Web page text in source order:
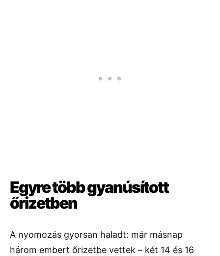
Egyre több gyanúsított
őrizetben
A nyomozás gyorsan haladt: már másnap
három embert őrizetbe vettek – két 14 és 16